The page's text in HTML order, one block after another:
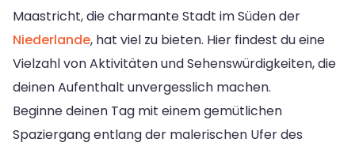
Maastricht, die charmante Stadt im Süden der
Niederlande, hat viel zu bieten. Hier findest du eine
Vielzahl von Aktivitäten und Sehenswürdigkeiten, die
deinen Aufenthalt unvergesslich machen.
Beginne deinen Tag mit einem gemütlichen
Spaziergang entlang der malerischen Ufer des